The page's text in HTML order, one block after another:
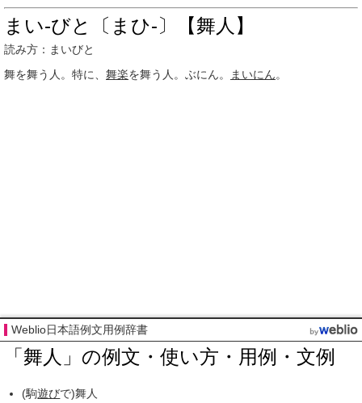
まい‐びと〔まひ‐〕【舞人】
読み方：まいびと
舞を舞う人。特に、 舞楽を舞う人。ぶにん。 まいにん。
Weblio日本語例文用例辞書
「舞人」の例文・使い方・用例・文例
(駒遊びで)舞人